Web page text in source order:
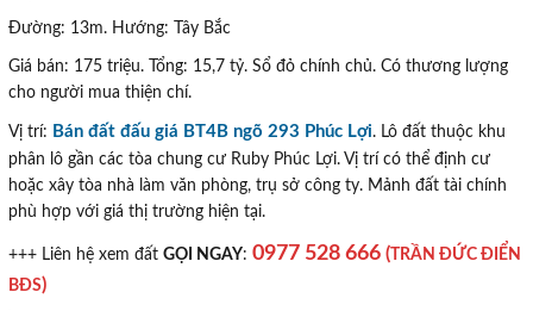
Đường: 13m. Hướng: Tây Bắc
Giá bán: 175 triệu. Tổng: 15,7 tỷ. Sổ đỏ chính chủ. Có thương lượng
cho người mua thiện chí.
Vị trí: Bán đất đấu giá BT4B ngõ 293 Phúc Lợi. Lô đất thuộc khu
phân lô gần các tòa chung cư Ruby Phúc Lợi. Vị trí có thể định cư
hoặc xây tòa nhà làm văn phòng, trụ sở công ty. Mảnh đất tài chính
phù hợp với giá thị trường hiện tại.
+++ Liên hệ xem đất GỌI NGAY: 0977 528 666 (TRẦN ĐỨC ĐIỂN
BĐS)